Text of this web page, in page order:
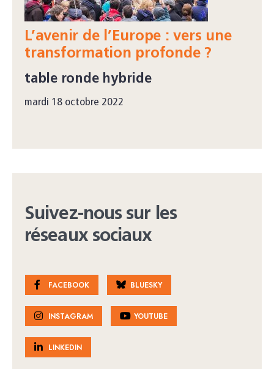
L’avenir de l’Europe : vers une
transformation profonde ?
table ronde hybride
mardi 18 octobre 2022
Suivez-nous sur les
réseaux sociaux
FACEBOOK BLUESKY
INSTAGRAM YOUTUBE
LINKEDIN